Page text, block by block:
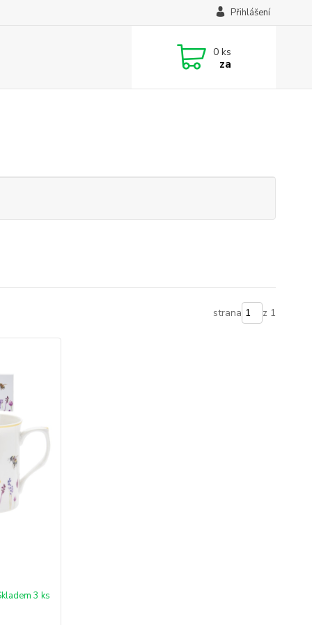
Přihlášení
0 ks
za
strana z 1
3 ks